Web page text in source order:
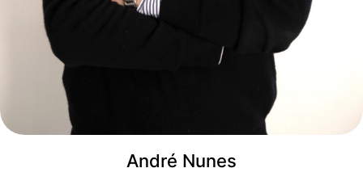
André Nunes